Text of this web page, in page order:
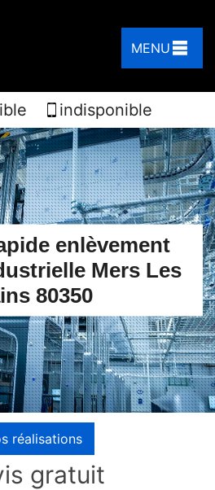
MENU
indisponible
enlèvement
Mers Les
80350
réalisations
gratuit